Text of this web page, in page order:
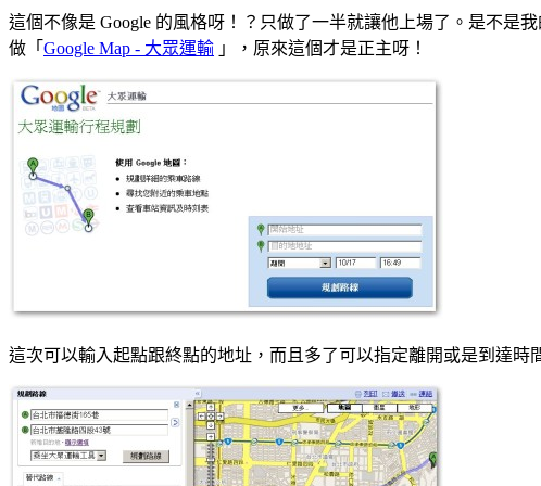
這個不像是 Google 的風格呀！？只做了一半就讓他上場了。是不是
做「 Google Map - 大眾運輸 」，原來這個才是正主呀！
這次可以輸入起點跟終點的地址，而且多了可以指定離開或是到達